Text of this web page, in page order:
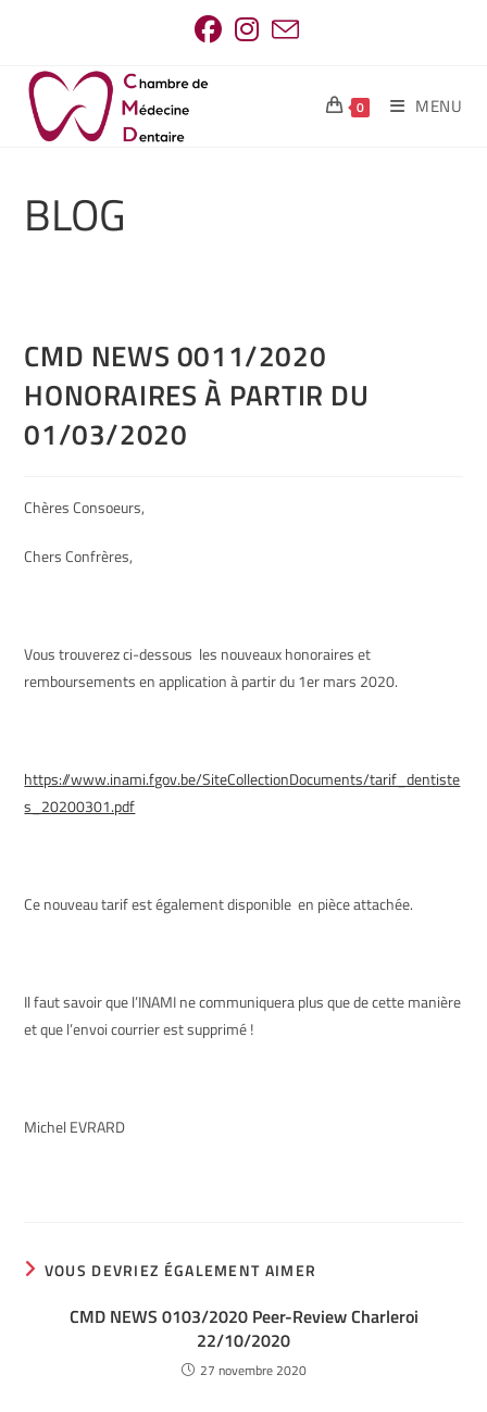
0 MENU
BLOG
CMD NEWS 0011/2020
HONORAIRES À PARTIR DU
01/03/2020
Chères Consoeurs,
Chers Confrères,
Vous trouverez ci-dessous les nouveaux honoraires et
remboursements en application à partir du 1er mars 2020.
https://www.inami.fgov.be/SiteCollectionDocuments/tarif_dentiste
s_20200301.pdf
Ce nouveau tarif est également disponible en pièce attachée.
Il faut savoir que l’INAMI ne communiquera plus que de cette manière
et que l’envoi courrier est supprimé !
Michel EVRARD
VOUS DEVRIEZ ÉGALEMENT AIMER
CMD NEWS 0103/2020 Peer-Review Charleroi
22/10/2020
27 novembre 2020